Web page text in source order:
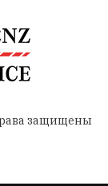
наш клиент
надежно
первуюзащищены